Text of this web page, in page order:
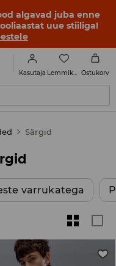
– vaata uusi hindu
➡️
Kasutaja Ostukorv
Särgid
varrukatega